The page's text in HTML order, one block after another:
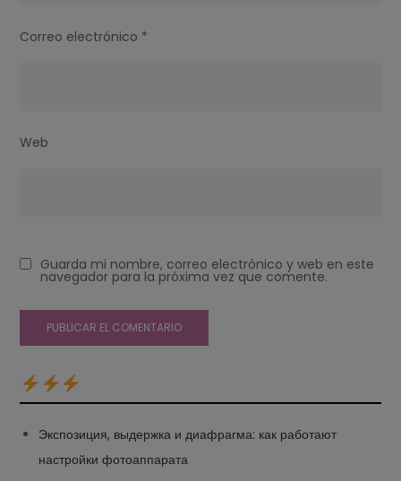
Correo electrónico *
Web
Guarda mi nombre, correo electrónico y web en este
navegador para la próxima vez que comente.
Экспозиция, выдержка и диафрагма: как работают
настройки фотоаппарата